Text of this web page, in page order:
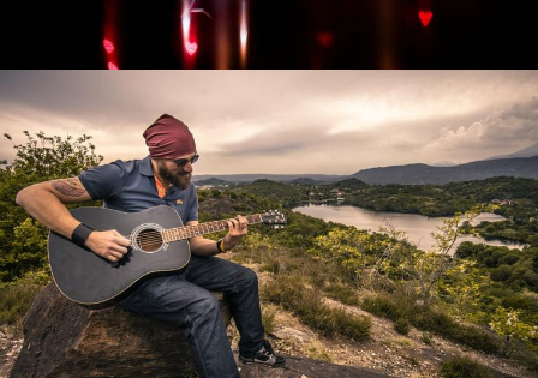
Перевод интернет-магазина
Guitaramania.ru на 1С-Битрикс
Смотреть проект